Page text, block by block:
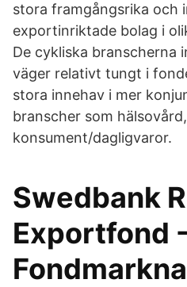
stora framgångsrika och
exportinriktade bolag i
De cykliska branscherna
väger relativt tungt i
stora innehav i mer
branscher som
konsument/dagligvaror.
Swedbank
Exportfond